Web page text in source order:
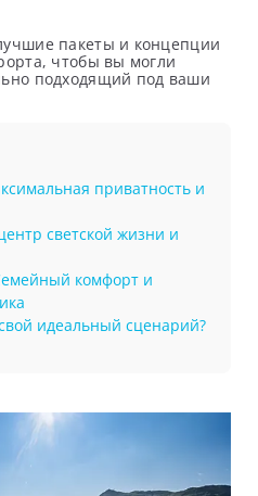
пакеты и концепции
чтобы вы могли
подходящий под ваши
приватность и
светской жизни и
комфорт и
идеальный сценарий?